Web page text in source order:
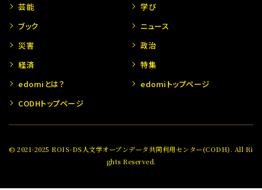
芸能
学び
ブック
ニュース
災害
政治
経済
特集
edomiとは？
edomiトップページ
CODHトップページ
© 2021-2025 ROIS-DS人文学オープンデータ共同利用センター(CODH). All Ri
ghts Reserved.